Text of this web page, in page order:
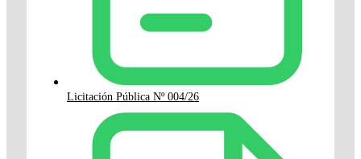
Licitación Pública Nº 004/26